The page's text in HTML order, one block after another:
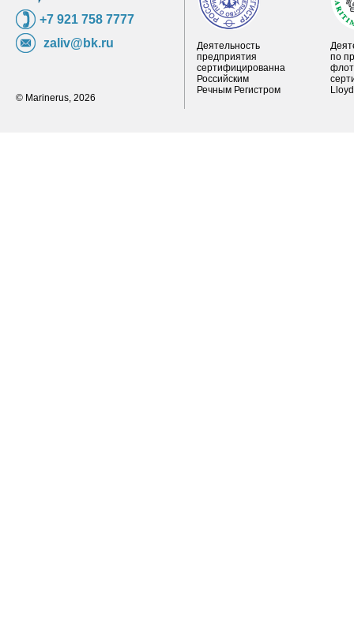
+7 921 758 7777
zaliv@bk.ru
© Marinerus, 2026
Деятельность
предприятия
сертифицированна
Российским
Речным Регистром
по